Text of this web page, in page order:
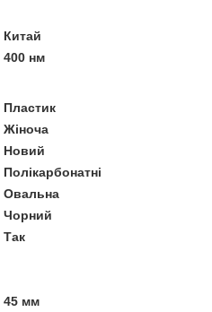
Китай
400 нм
Пластик
Жіноча
Новий
Полікарбонатні
Овальна
Чорний
Так
45 мм